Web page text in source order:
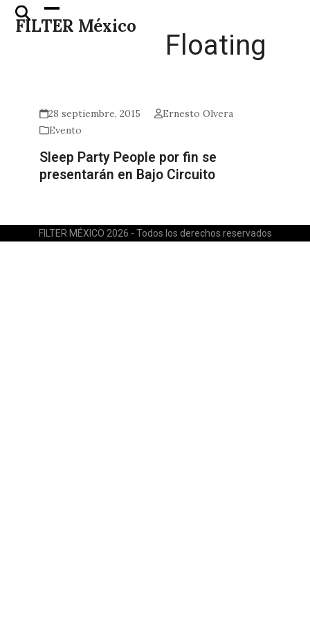
Skip
FILTER México
Open
mobile
Close
mobile
Floating
28 septiembre, 2015
Ernesto Olvera
Evento
Sleep Party People por fin se
presentarán en Bajo Circuito
FILTER MÉXICO 2026 - Todos los derechos reservados